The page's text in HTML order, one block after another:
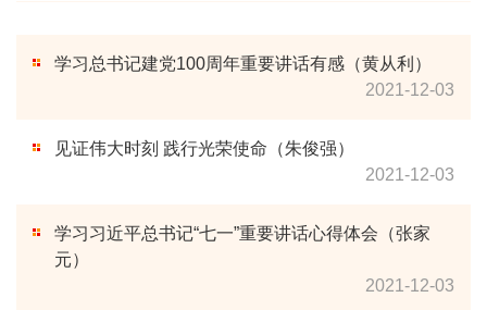
学习总书记建党100周年重要讲话有感（黄从利）
2021-12-03
见证伟大时刻 践行光荣使命（朱俊强）
2021-12-03
学习习近平总书记“七一”重要讲话心得体会（张家
元）
2021-12-03